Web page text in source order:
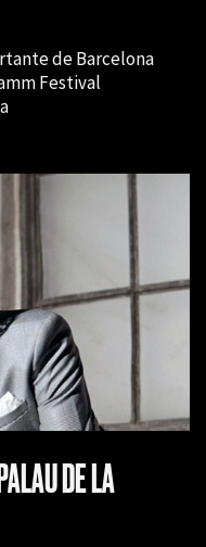
de Barcelona
Festival
DE LA